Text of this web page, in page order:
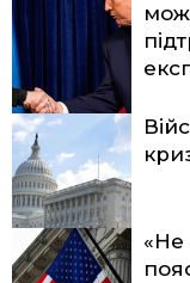
«Не